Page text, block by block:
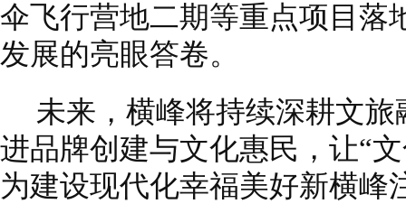
伞飞行营地二期等重点项目落
发展的亮眼答卷。
未来，横峰将持续深耕文
进品牌创建与文化惠民，让“
为建设现代化幸福美好新横峰